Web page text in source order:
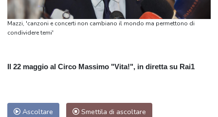
Mazzi, 'canzoni e concerti non cambiano il mondo ma permettono di
condividere temi'
Il 22 maggio al Circo Massimo "Vita!", in diretta su Rai1
Ascoltare Smettila di ascoltare